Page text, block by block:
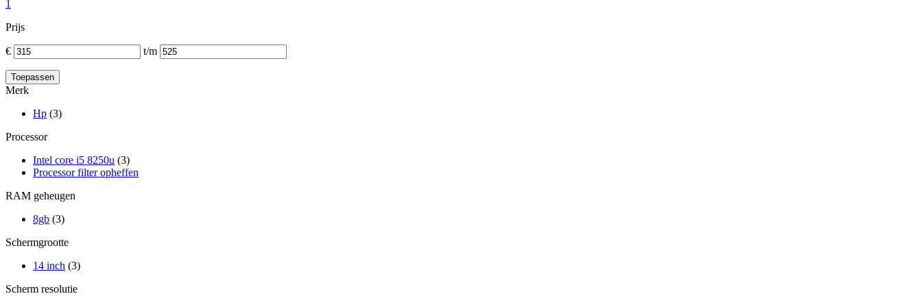
1
Prijs
€ t/m
Merk
Hp (3)
Processor
Intel core i5 8250u (3)
Processor filter opheffen
RAM geheugen
8gb (3)
Schermgrootte
14 inch (3)
Scherm resolutie